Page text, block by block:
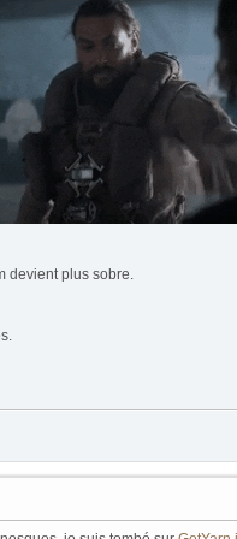
devient plus sobre.